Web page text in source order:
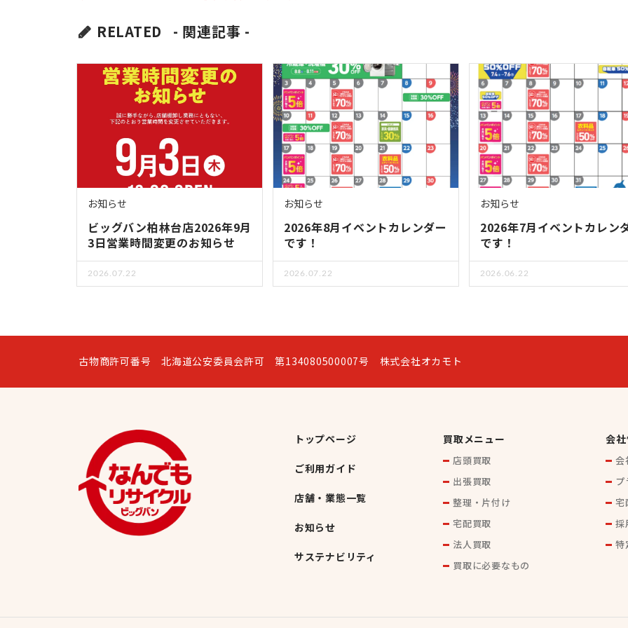
RELATED - 関連記事 -
お知らせ
ビッグバン柏林台店2026年9月
3日営業時間変更のお知らせ
2026.07.22
お知らせ
2026年8月イベントカレンダー
です！
2026.07.22
お知らせ
2026年7月イベントカレン
です！
2026.06.22
古物商許可番号 北海道公安委員会許可 第134080500007号 株式会社オカモト
トップページ
ご利用ガイド
店舗・業態一覧
お知らせ
サステナビリティ
買取メニュー
店頭買取
出張買取
整理・片付け
宅配買取
法人買取
買取に必要なもの
会
会
プ
宅
採
特